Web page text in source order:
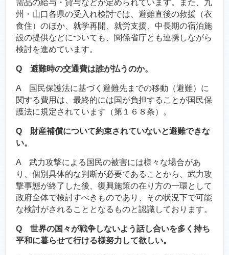
需品の給与・貸与などが定められています。また、九
州・山口各県の受入れ検討では、避難直後の救援（衣
食住）のほか、就学再開、就労支援、中長期の宿泊施
設の提供などについても、関係省庁とも連携しながら
検討を進めています。
Q 避難時の交通費は誰が払うのか。
A 国民保護法に基づく避難先までの移動（避難）に
関する費用は、最終的には国が負担することが国民保
護法に規定されています（第１６８条）。
Q 財産補償について約束されていないと避難できな
い。
A 武力攻撃による国民の被害には様々な場合があ
り、個別具体的な判断が必要であることから、武力攻
撃事態が終了した後、復興施策の在り方の一環として
政府全体で検討すべきものであり、その状況下で可能
な検討がされることとなるものと認識しております。
Q 世界の国々が戦争しないよう話し合いを多く持ち
平和に暮らせて行ける様努力して欲しい。